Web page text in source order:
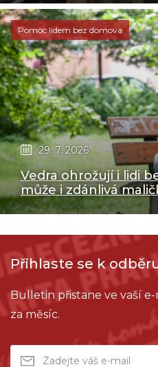
Pomoc lidem bez domova
29. 7. 2026
Vedra ohrožují i lidi
může i zdánlivá
Přihlaste se k
Bulletin přistane ve vaší
za měsíc.